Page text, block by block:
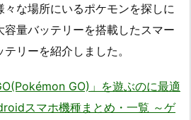
な場所にいるポケモンを探しに
量バッテリーを搭載したスマー
リーを紹介しました。
GO)」を遊ぶのに最適
スマホ機種まとめ・一覧 ～ゲ